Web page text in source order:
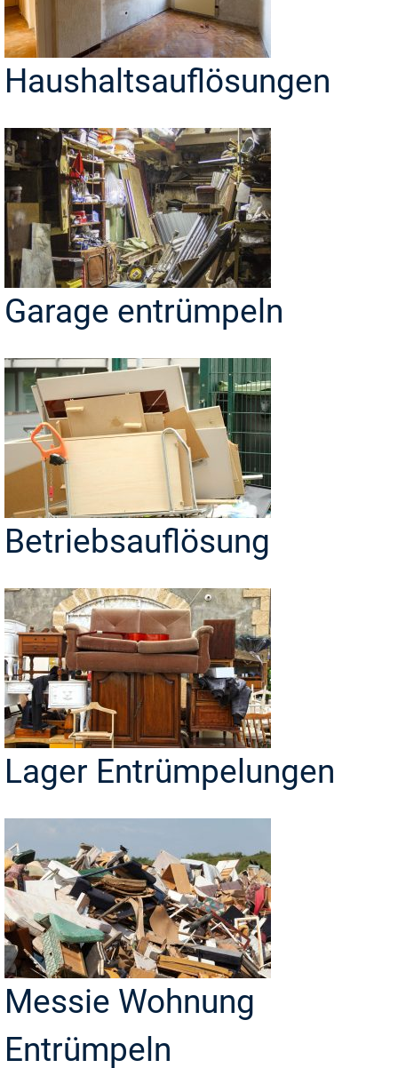
Haushaltsauflösungen
Garage entrümpeln
Betriebsauflösung
Lager Entrümpelungen
Messie Wohnung
Entrümpeln